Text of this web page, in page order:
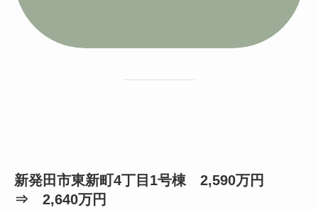
新発田市東新町4丁目1号棟 2,590万円
⇒ 2,640万円